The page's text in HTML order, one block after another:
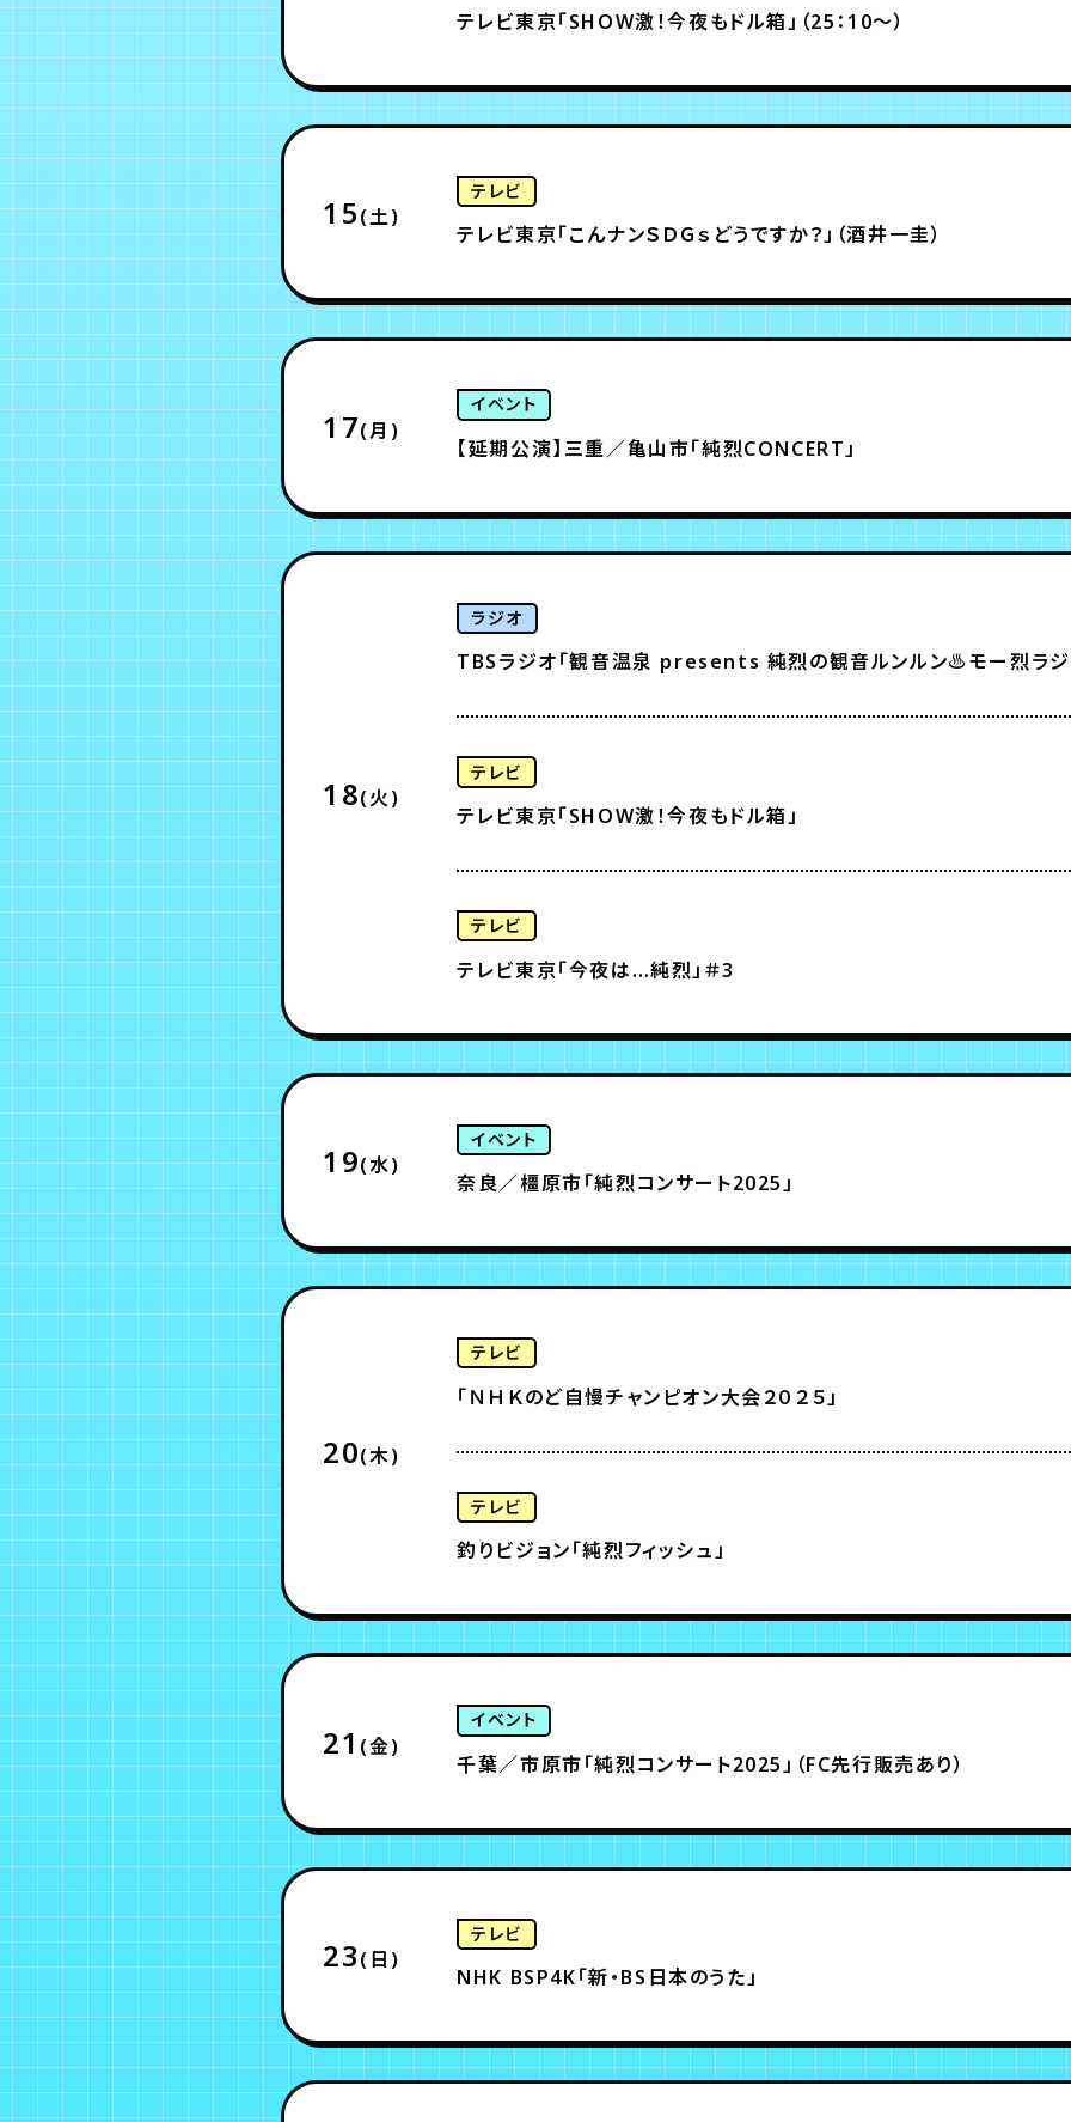
テレビ東京「SHOW激！今夜もドル箱」（25：10～）
15(土)
テレビ
テレビ東京「こんナンＳＤＧｓどうですか？」（酒井一圭）
17(月)
イベント
【延期公演】三重／亀山市「純烈CONCERT」
18(火)
ラジオ
TBSラジオ「観音温泉 presents 純烈の観音ルンルン♨モー烈ラジ
テレビ
テレビ東京「SHOW激！今夜もドル箱」
テレビ
テレビ東京「今夜は…純烈」＃3
19(水)
イベント
奈良／橿原市「純烈コンサート2025」
20(木)
テレビ
「ＮＨＫのど自慢チャンピオン大会２０２５」
テレビ
釣りビジョン「純烈フィッシュ」
21 (金)
イベント
千葉／市原市「純烈コンサート2025」（FC先行販売あり）
23(日)
テレビ
NHK BSP4K「新・BS日本のうた」